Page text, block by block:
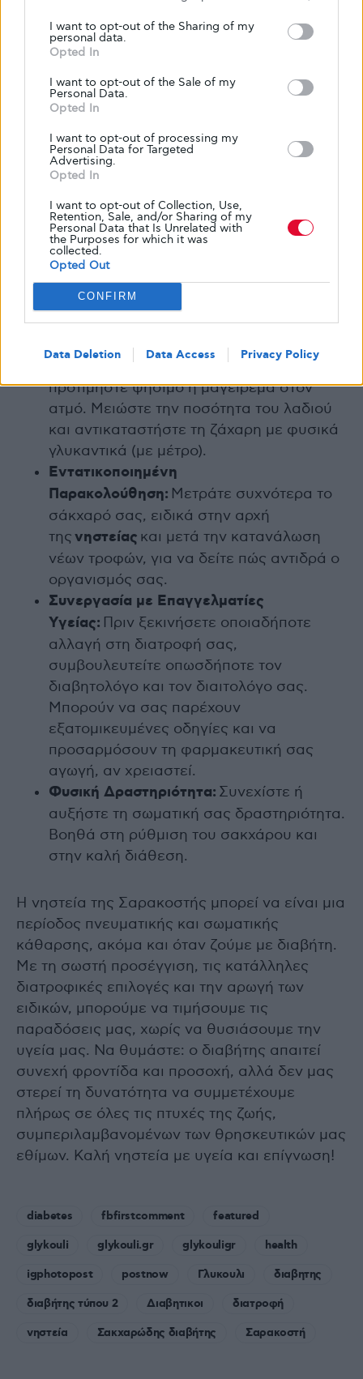
I want to opt-out of the Sharing of my
personal data.
Opted In
I want to opt-out of the Sale of my
Personal Data.
Opted In
I want to opt-out of processing my
Personal Data for Targeted
Advertising.
Opted In
I want to opt-out of Collection, Use,
Retention, Sale, and/or Sharing of my
Personal Data that Is Unrelated with
the Purposes for which it was
collected.
Opted Out
CONFIRM
Data Deletion Data Access Privacy Policy
Πρακτικές Συμβουλές για τη
Νηστεία με Διαβήτη:
Συχνά και Μικρά Γεύματα:
μεγάλα γεύματα, προτιμήστε 5-6
μικρότερα και συχνότερα. Αυτό βοηθά
στη διατήρηση σταθερών επιπέδων
σακχάρου και στην αποφυγή
υπογλυκαιμιών ή υπεργλυκαιμιών.
Προγραμματισμός:Σχεδιάστε τα γεύματά
σας εκ των προτέρων για την εβδομάδα.
Έτσι θα αποφύγετε τις παρορμητικές,
ανθυγιεινές επιλογές.
Προσαρμογή Συνταγών:Μετατρέψτε τις
παραδοσιακές συνταγές σε πιο φιλικές
προς τον διαβήτη. Αντί για τηγάνισμα,
προτιμήστε ψήσιμο ή μαγείρεμα στον
ατμό. Μειώστε την ποσότητα του λαδιού
και αντικαταστήστε τη ζάχαρη με φυσικά
γλυκαντικά (με μέτρο).
Εντατικοποιημένη
Παρακολούθηση: Μετράτε συχνότερα το
σάκχαρό σας, ειδικά στην αρχή
τηςνηστείας και μετά την κατανάλωση
νέων τροφών, για να δείτε πώς αντιδρά ο
οργανισμός σας.
Συνεργασία με Επαγγελματίες
Υγείας: Πριν ξεκινήσετε οποιαδήποτε
αλλαγή στη διατροφή σας,
συμβουλευτείτε οπωσδήποτε τον
διαβητολόγο και τον διαιτολόγο σας.
Μπορούν να σας παρέχουν
εξατομικευμένες οδηγίες και να
προσαρμόσουν τη φαρμακευτική σας
αγωγή, αν χρειαστεί.
Φυσική Δραστηριότητα: Συνεχίστε ή
αυξήστε τη σωματική σας δραστηριότητα.
Βοηθά στη ρύθμιση του σακχάρου και
στην καλή διάθεση.
Η νηστεία της Σαρακοστής μπορεί να είναι μια
περίοδος πνευματικής και σωματικής
κάθαρσης, ακόμα και όταν ζούμε με διαβήτη.
Με τη σωστή προσέγγιση, τις κατάλληλες
διατροφικές επιλογές και την αρωγή των
ειδικών, μπορούμε να τιμήσουμε τις
παραδόσεις μας, χωρίς να θυσιάσουμε την
υγεία μας. Να θυμάστε: ο διαβήτης απαιτεί
συνεχή φροντίδα και προσοχή, αλλά δεν μας
στερεί τη δυνατότητα να συμμετέχουμε
πλήρως σε όλες τις πτυχές της ζωής,
συμπεριλαμβανομένων των θρησκευτικών μας
εθίμων. Καλή νηστεία με υγεία και επίγνωση!
diabetes fbfirstcomment
featured
glykouli
glykouli.gr glykouligr
health
igphotopost
postnow Γλυκουλι
διαβητης
διαβήτης τύπου 2
Διαβητικοι
διατροφή
νηστεία
Σακχαρώδης διαβήτης Σαρακοστή